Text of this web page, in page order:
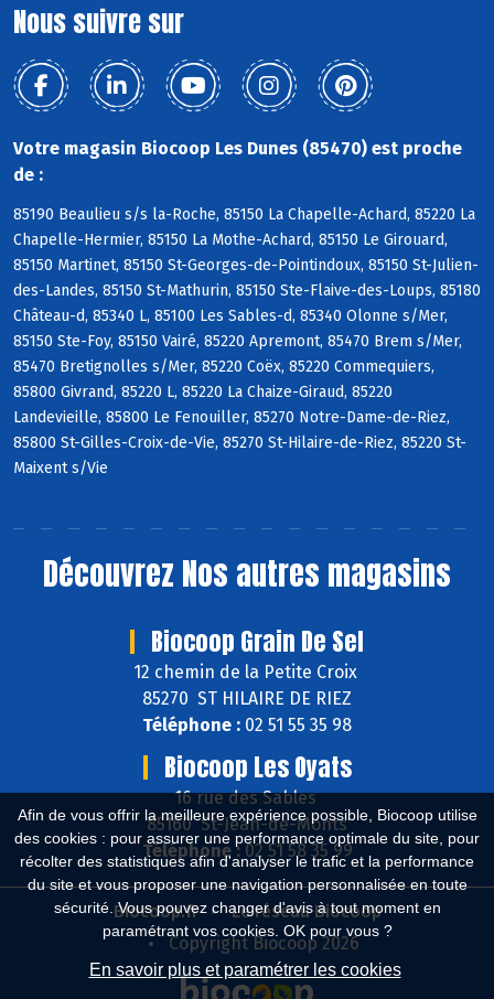
Afin de vous offrir la meilleure expérience possible, Biocoop utilise
des cookies : pour assurer une performance optimale du site, pour
récolter des statistiques afin d'analyser le trafic et la performance
du site et vous proposer une navigation personnalisée en toute
sécurité. Vous pouvez changer d'avis à tout moment en
paramétrant vos cookies. OK pour vous ?
En savoir plus et paramétrer les cookies
Nous suivre sur
Votre magasin Biocoop Les Dunes (85470) est proche
de :
85190 Beaulieu s/s la-Roche, 85150 La Chapelle-Achard, 85220 La
Chapelle-Hermier, 85150 La Mothe-Achard, 85150 Le Girouard,
85150 Martinet, 85150 St-Georges-de-Pointindoux, 85150 St-Julien-
des-Landes, 85150 St-Mathurin, 85150 Ste-Flaive-des-Loups, 85180
Château-d, 85340 L, 85100 Les Sables-d, 85340 Olonne s/Mer,
85150 Ste-Foy, 85150 Vairé, 85220 Apremont, 85470 Brem s/Mer,
85470 Bretignolles s/Mer, 85220 Coëx, 85220 Commequiers,
85800 Givrand, 85220 L, 85220 La Chaize-Giraud, 85220
Landevieille, 85800 Le Fenouiller, 85270 Notre-Dame-de-Riez,
85800 St-Gilles-Croix-de-Vie, 85270 St-Hilaire-de-Riez, 85220 St-
Maixent s/Vie
Découvrez Nos autres magasins
Biocoop Grain De Sel
12 chemin de la Petite Croix
85270 ST HILAIRE DE RIEZ
Téléphone : 02 51 55 35 98
Biocoop Les Oyats
16 rue des Sables
85160 St-Jean-de-Monts
Téléphone :02 51 58 35 99
Biocoop.fr
Le réseau Biocoop
Copyright Biocoop 2026